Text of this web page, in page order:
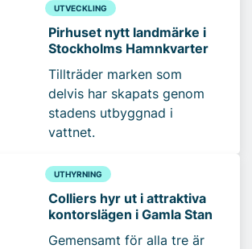
UTVECKLING
Pirhuset nytt landmärke i
Stockholms Hamnkvarter
Tillträder marken som
delvis har skapats genom
stadens utbyggnad i
vattnet.
UTHYRNING
Colliers hyr ut i attraktiva
kontorslägen i Gamla Stan
Gemensamt för alla tre är